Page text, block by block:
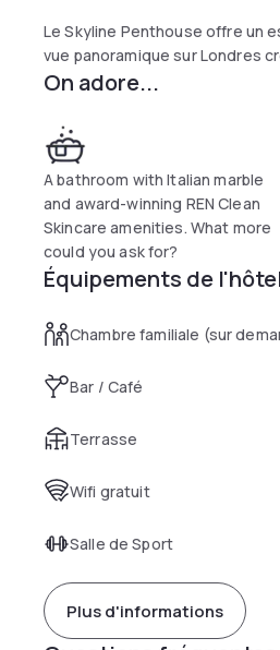
Le Skyline Penthouse offre un
vue panoramique sur Londres
On adore...
A bathroom with Italian marble
and award-winning REN Clean
Skincare amenities. What more
could you ask for?
Équipements de
Chambre familiale (sur
Bar / Café
Terrasse
Wifi gratuit
Salle de Sport
Plus d'informations